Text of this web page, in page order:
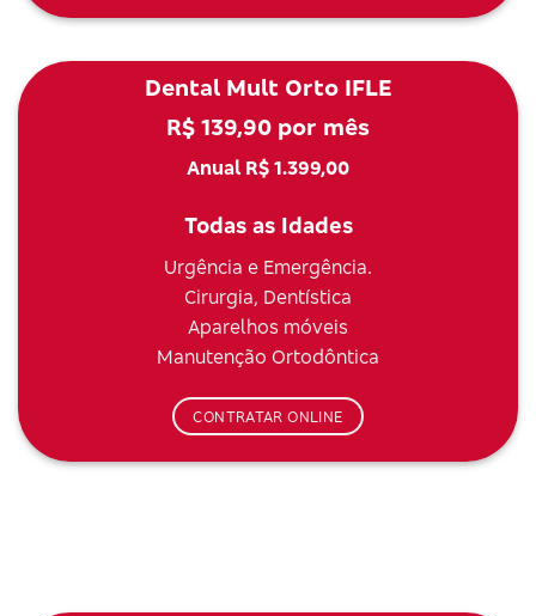
Dental Mult Orto IFLE
R$ 139,90 por mês
Anual R$ 1.399,00
Todas as Idades
Urgência e Emergência.
Cirurgia, Dentística
Aparelhos móveis
Manutenção Ortodôntica
CONTRATAR ONLINE